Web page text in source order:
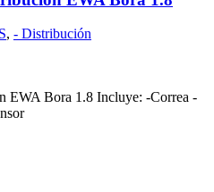
, - Distribución
EWA Bora 1.8 Incluye: -Correa -